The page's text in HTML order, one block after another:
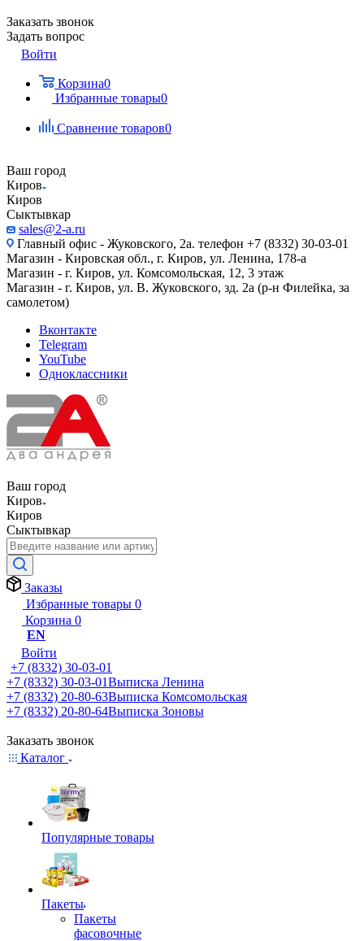
Заказать звонок
Задать вопрос
Войти
Корзина0
Избранные товары0
Сравнение товаров0
Ваш город
Киров
Киров
Сыктывкар
sales@2-a.ru
Главный офис - Жуковского, 2а. телефон +7 (8332) 30-03-01
Магазин - Кировская обл., г. Киров, ул. Ленина, 178-а
Магазин - г. Киров, ул. Комсомольская, 12, 3 этаж
Магазин - г. Киров, ул. В. Жуковского, зд. 2а (р-н Филейка, за
самолетом)
Вконтакте
Telegram
YouTube
Одноклассники
Ваш город
Киров
Киров
Сыктывкар
Заказы
Избранные товары 0
Корзина 0
EN
Войти
+7 (8332) 30-03-01
+7 (8332) 30-03-01Выписка Ленина
+7 (8332) 20-80-63Выписка Комсомольская
+7 (8332) 20-80-64Выписка Зоновы
Заказать звонок
Каталог
Популярные товары
Пакеты
Пакеты
фасовочные